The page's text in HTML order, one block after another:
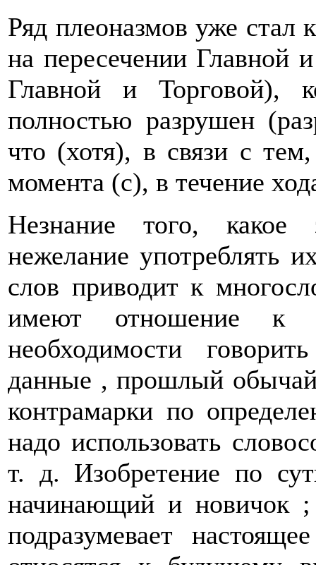
Ряд плеоназмов уже стал
на пересечении Главной
Главной и Торговой),
полностью разрушен
что (хотя), в связи с
момента (с), в течение
Незнание того,
нежелание употреблять
слов приводит к
имеют отношение к
необходимости
данные , прошлый
контрамарки по
надо использовать
т. д. Изобретение по
начинающий и новичок
подразумевает